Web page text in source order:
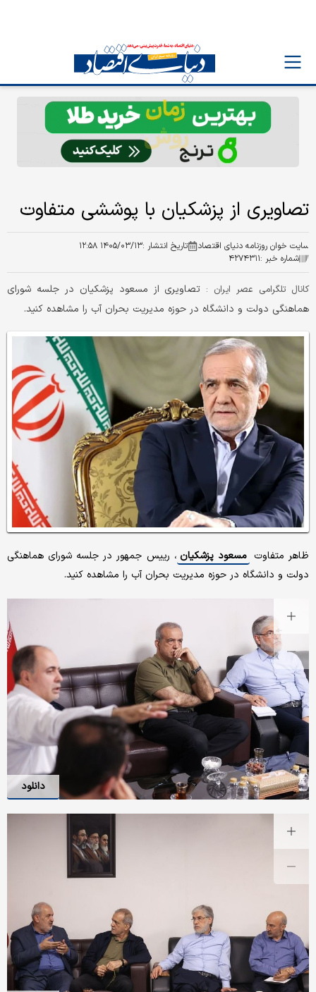
تصاویری از پزشکیان با پوششی متفاوت
سایت خوان روزنامه دنیای اقتصاد تاریخ انتشار :۱۴۰۵/۰۳/۱۳ ۱۲:۵۸
شماره خبر :۴۲۷۴۳۱۱
کانال تلگرامی عصر ایران : تصاویری از مسعود پزشکیان در جلسه شورای
هماهنگی دولت و دانشگاه در حوزه مدیریت بحران آب را مشاهده کنید.
ظاهر متفاوت مسعود پزشکیان ، رییس جمهور در جلسه شورای هماهنگی
دولت و دانشگاه در حوزه مدیریت بحران آب را مشاهده کنید.
دانلود